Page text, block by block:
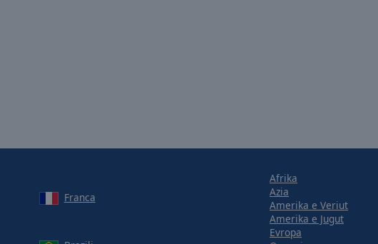
Franca
Afrika
Azia
Amerika e Veriut
Amerika e Jugut
Evropa